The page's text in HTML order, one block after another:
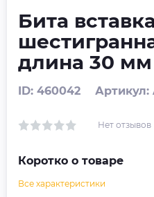
Бита
длина 30 мм
ID: 460042 Артикул:
Нет отзывов
Коротко о товаре
Все характеристики